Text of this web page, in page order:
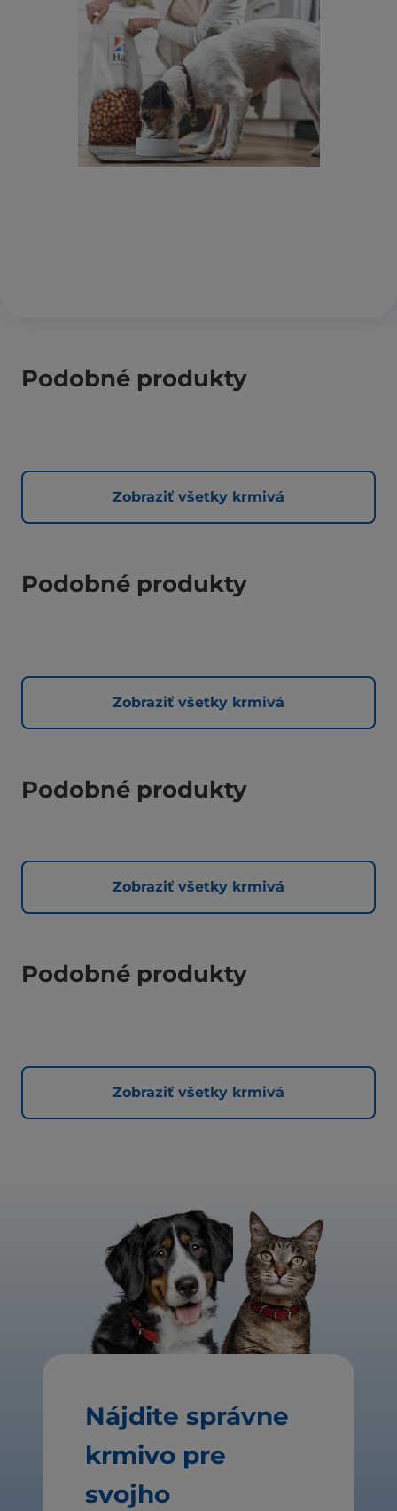
Podobné produkty
Zobraziť všetky krmivá
Podobné produkty
Zobraziť všetky krmivá
Podobné produkty
Zobraziť všetky krmivá
Podobné produkty
Zobraziť všetky krmivá
Nájdite správne
krmivo pre
svojho